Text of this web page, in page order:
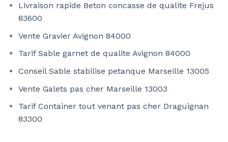
Livraison rapide Beton concasse de qualite Frejus
83600
Vente Gravier Avignon 84000
Tarif Sable garnet de qualite Avignon 84000
Conseil Sable stabilise petanque Marseille 13005
Vente Galets pas cher Marseille 13003
Tarif Container tout venant pas cher Draguignan
83300